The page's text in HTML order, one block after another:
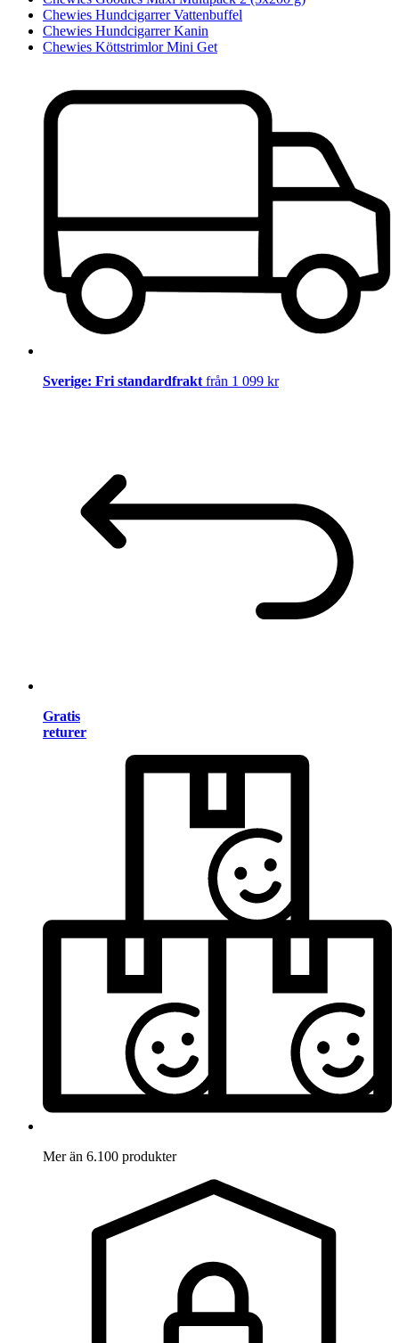
Chewies Hundcigarrer Vattenbuffel
Chewies Hundcigarrer Kanin
Chewies Köttstrimlor Mini Get
Sverige: Fri standardfrakt från 1 099 kr
Gratis
returer
Mer än 6.100 produkter